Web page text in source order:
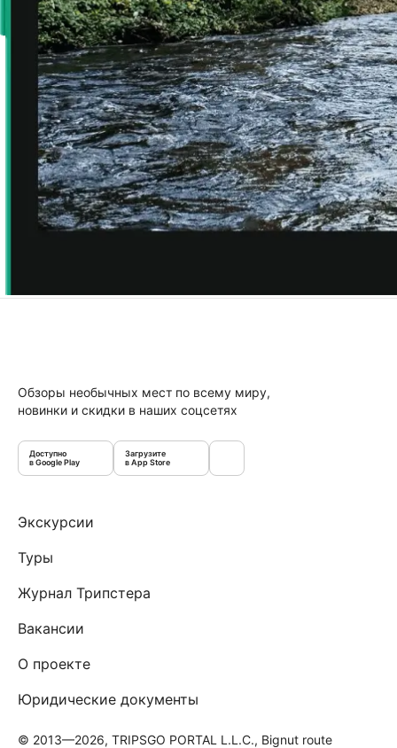
Обзоры необычных мест по всему миру,
новинки и скидки в наших соцсетях
Доступно
в Google Play
Загрузите
в App Store
Экскурсии
Туры
Журнал Трипстера
Вакансии
О проекте
Юридические документы
© 2013—2026, TRIPSGO PORTAL L.L.C., Bignut route